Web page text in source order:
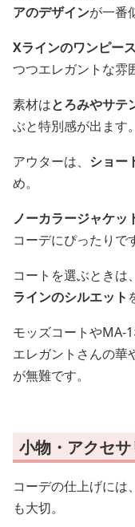
アのデザインが一番
Xラインのワンピース
つつエレガントな
素材はとろみやサテ
ぶと特別感が出ます。
アウターは、 ショー
め。
ノーカラージャケッ
コーデにぴったりで
コートを選ぶときは
ラインのシルエット
モッズコートやMA-
エレガントさんの華
が無難です。
小物・アクセ
コーデの仕上げには、
も大切。